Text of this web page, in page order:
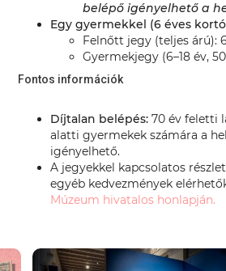
belépő igényelhető a
Egy gyermekkel (6 éves
Felnőtt jegy (teljes árú):
Gyermekjegy (6–18 év,
Fontos információk
Díjtalan belépés:70 év feletti
alatti gyermekek számára a
igényelhető.
A jegyekkel kapcsolatos
egyéb kedvezmények
Múzeum hivatalos honlapján.